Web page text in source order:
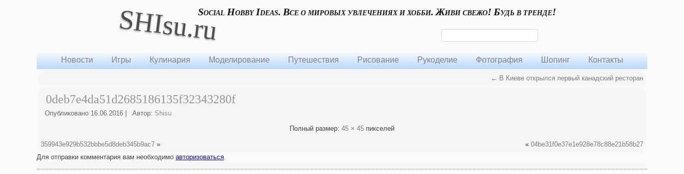
SHIsu.ruSocial Hobby Ideas. Все о мировых увлечениях и хобби. Живи свежо! Будь в тренде!
Новости Игры Кулинария Моделирование Путешествия Рисование Рукоделие Фотография Шопинг Контакты
← В Киеве открылся первый канадский ресторан
0deb7e4da51d2685186135f32343280f
Опубликовано 16.06.2016 Автор: Shisu
Полный размер: 45 × 45 пикселей
359943e929b532bbbe5d8deb345b9ac7 » « 04be31f0e37e1e928e78c88e21b58b27
Для отправки комментария вам необходимо авторизоваться.